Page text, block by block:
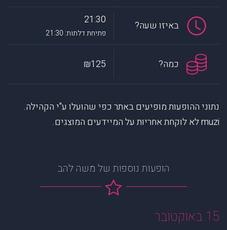
באיזו שעה? 21:30
פתיחת דלתות: 21:30
כמה? ₪125
נתוני ההופעות מופיעים באתר כפי שהועלו ע"י הקהילה.
muzi לא לוקחת אחריות על המיידעים המוצגים.
הופעות נוספות של משה להב
15 באוקטובר